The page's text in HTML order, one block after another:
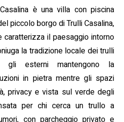
è una villa con piscina
piccolo borgo di Trulli Casalina,
caratterizza il paesaggio intorno
la tradizione locale dei trulli
gli esterni mantengono la
in pietra mentre gli spazi
privacy e vista sul verde degli
per chi cerca un trullo a
con parcheggio privato e